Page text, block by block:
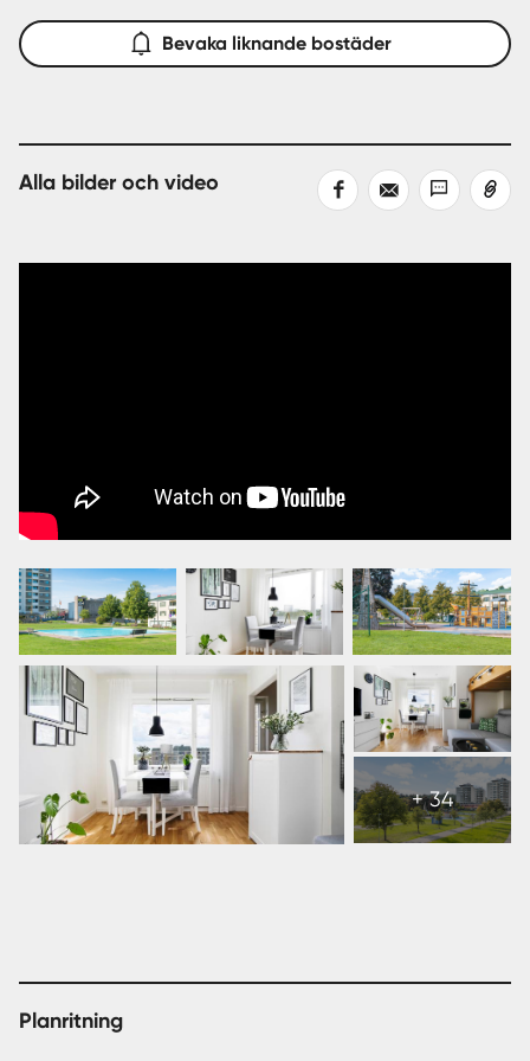
Bevaka liknande bostäder
Alla bilder och video
Dela
Dela
med
Dela
med
Kopiera
länk
+ 34
Visa
alla
40
bilder
Planritning